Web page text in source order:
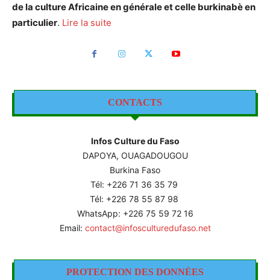
de la culture Africaine en générale et celle burkinabè en
particulier. Lire la suite
CONTACTS
Infos Culture du Faso
DAPOYA, OUAGADOUGOU
Burkina Faso
Tél: +226 71 36 35 79
Tél: +226 78 55 87 98
WhatsApp: +226 75 59 72 16
Email: contact@infosculturedufaso.net
PROTECTION DES DONNÉES